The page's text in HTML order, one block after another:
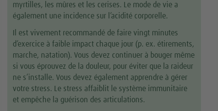
myrtilles, les mûres et les cerises. Le mode de vie a
également une incidence sur l’acidité corporelle.
Il est vivement recommandé de faire vingt minutes
d’exercice à faible impact chaque jour (p. ex. étirements,
marche, natation). Vous devez continuer à bouger même
si vous éprouvez de la douleur, pour éviter que la raideur
ne s’installe. Vous devez également apprendre à gérer
votre stress. Le stress affaiblit le système immunitaire
et empêche la guérison des articulations.